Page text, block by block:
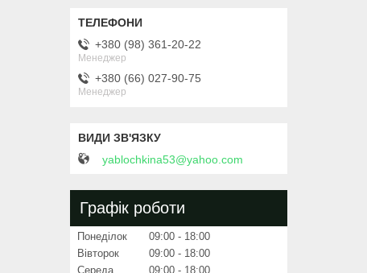
+380 (98) 361-20-22
Менеджер
+380 (66) 027-90-75
Менеджер
yablochkina53@yahoo.com
Графік роботи
Понеділок 09:00
18:00
Вівторок
09:00
18:00
Середа
09:00
18:00